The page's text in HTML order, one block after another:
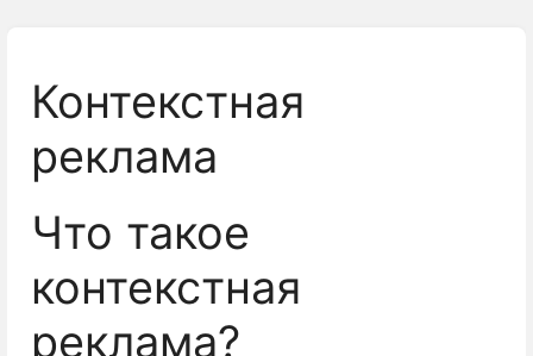
Контекстная
реклама
Что такое
контекстная
реклама?